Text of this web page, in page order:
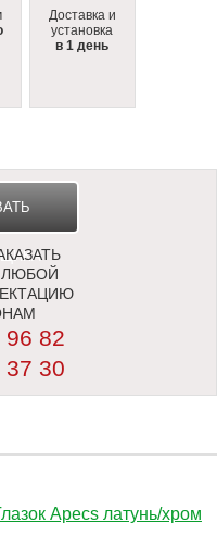
Доставка и
установка
в 1 день
ЛЮБОЙ
96 82
37 30
Apecs латунь/хром